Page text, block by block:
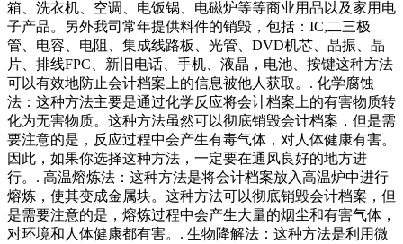
箱、洗衣机、空调、电饭锅、电磁炉等等商业用品以及家用电
子产品。另外我司常年提供料件的销毁，包括：IC,二三极
管、电容、电阻、集成线路板、光管、DVD机芯、晶振、晶
片、排线FPC、新旧电话、手机、液晶，电池、按键这种方法
可以有效地防止会计档案上的信息被他人获取。. 化学腐蚀
法：这种方法主要是通过化学反应将会计档案上的有害物质转
化为无害物质。这种方法虽然可以彻底销毁会计档案，但是需
要注意的是，反应过程中会产生有毒气体，对人体健康有害。
因此，如果你选择这种方法，一定要在通风良好的地方进
行。. 高温熔炼法：这种方法是将会计档案放入高温炉中进行
熔炼，使其变成金属块。这种方法可以彻底销毁会计档案，但
是需要注意的是，熔炼过程中会产生大量的烟尘和有害气体，
对环境和人体健康都有害。. 生物降解法：这种方法是利用微